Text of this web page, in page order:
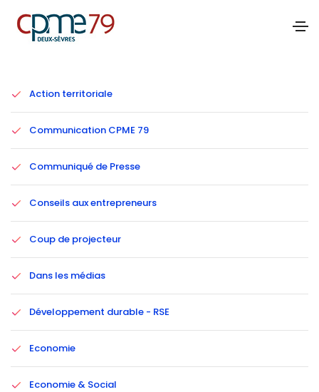
Catégories
Action territoriale
Communication CPME 79
Communiqué de Presse
Conseils aux entrepreneurs
Coup de projecteur
Dans les médias
Développement durable - RSE
Economie
Economie & Social